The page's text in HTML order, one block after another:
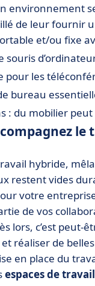
environnement
de leur fournir
et/ou fixe
souris
pour les
bureau
: du mobilier
hybride,
restent vides
votre
de vos
lors, c’est peut-
réaliser de belles
en place du
espaces de travail